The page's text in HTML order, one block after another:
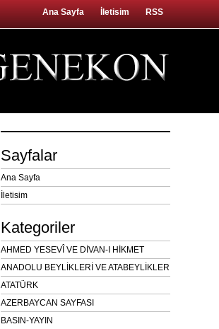
Ana Sayfa İletisim RSS
Sayfalar
Ana Sayfa
İletisim
Kategoriler
AHMED YESEVÎ VE DİVAN-I HİKMET
ANADOLU BEYLİKLERİ VE ATABEYLİKLER
ATATÜRK
AZERBAYCAN SAYFASI
BASIN-YAYIN